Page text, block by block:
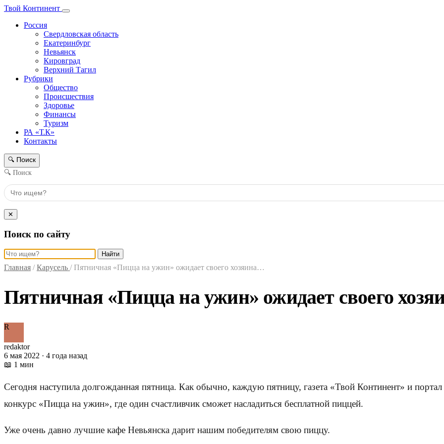
Твой Континент
Россия
Свердловская область
Екатеринбург
Невьянск
Кировград
Верхний Тагил
Рубрики
Общество
Происшествия
Здоровье
Финансы
Туризм
РА «Т.К»
Контакты
🔍 Поиск
🔍 Поиск
✕
Поиск по сайту
Найти
Главная / Карусель / Пятничная «Пицца на ужин» ожидает своего хозяина…
Пятничная «Пицца на ужин» ожидает своего
R
redaktor
6 мая 2022 · 4 года назад
📖 1 мин
Сегодня наступила долгожданная пятница. Как обычно, каждую пятницу, газета «Твой Континент» и
конкурс «Пицца на ужин», где один счастливчик сможет насладиться бесплатной пиццей.
Уже очень давно лучшие кафе Невьянска дарит нашим победителям свою пиццу.